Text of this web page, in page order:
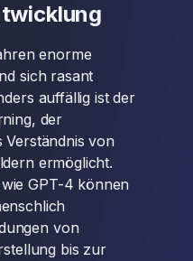
enorme
sich rasant
auffällig ist der
der
Verständnis von
ermöglicht.
GPT-4 können
von
bis zur